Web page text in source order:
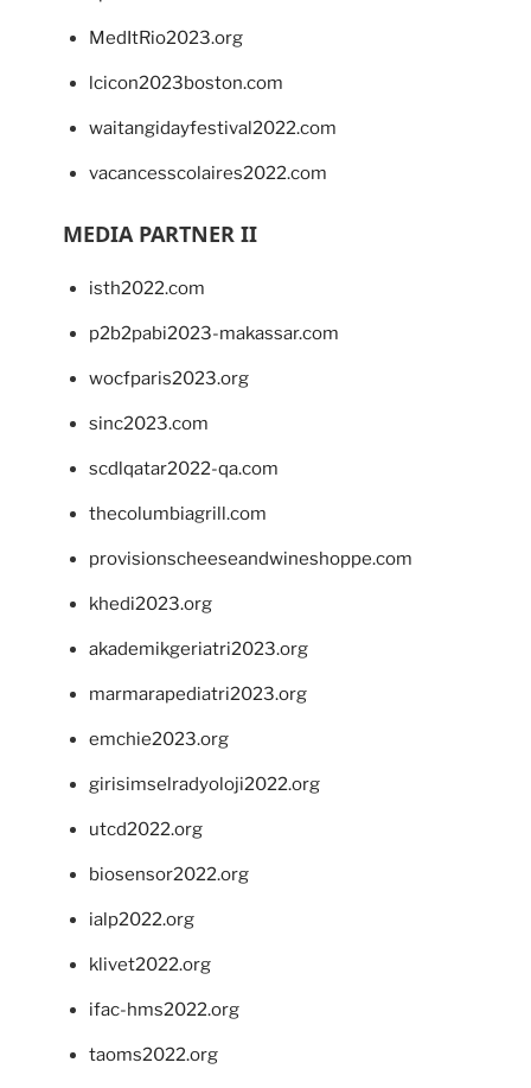
MedItRio2023.org
lcicon2023boston.com
waitangidayfestival2022.com
vacancesscolaires2022.com
MEDIA PARTNER II
isth2022.com
p2b2pabi2023-makassar.com
wocfparis2023.org
sinc2023.com
scdlqatar2022-qa.com
thecolumbiagrill.com
provisionscheeseandwineshoppe.com
khedi2023.org
akademikgeriatri2023.org
marmarapediatri2023.org
emchie2023.org
girisimselradyoloji2022.org
utcd2022.org
biosensor2022.org
ialp2022.org
klivet2022.org
ifac-hms2022.org
taoms2022.org